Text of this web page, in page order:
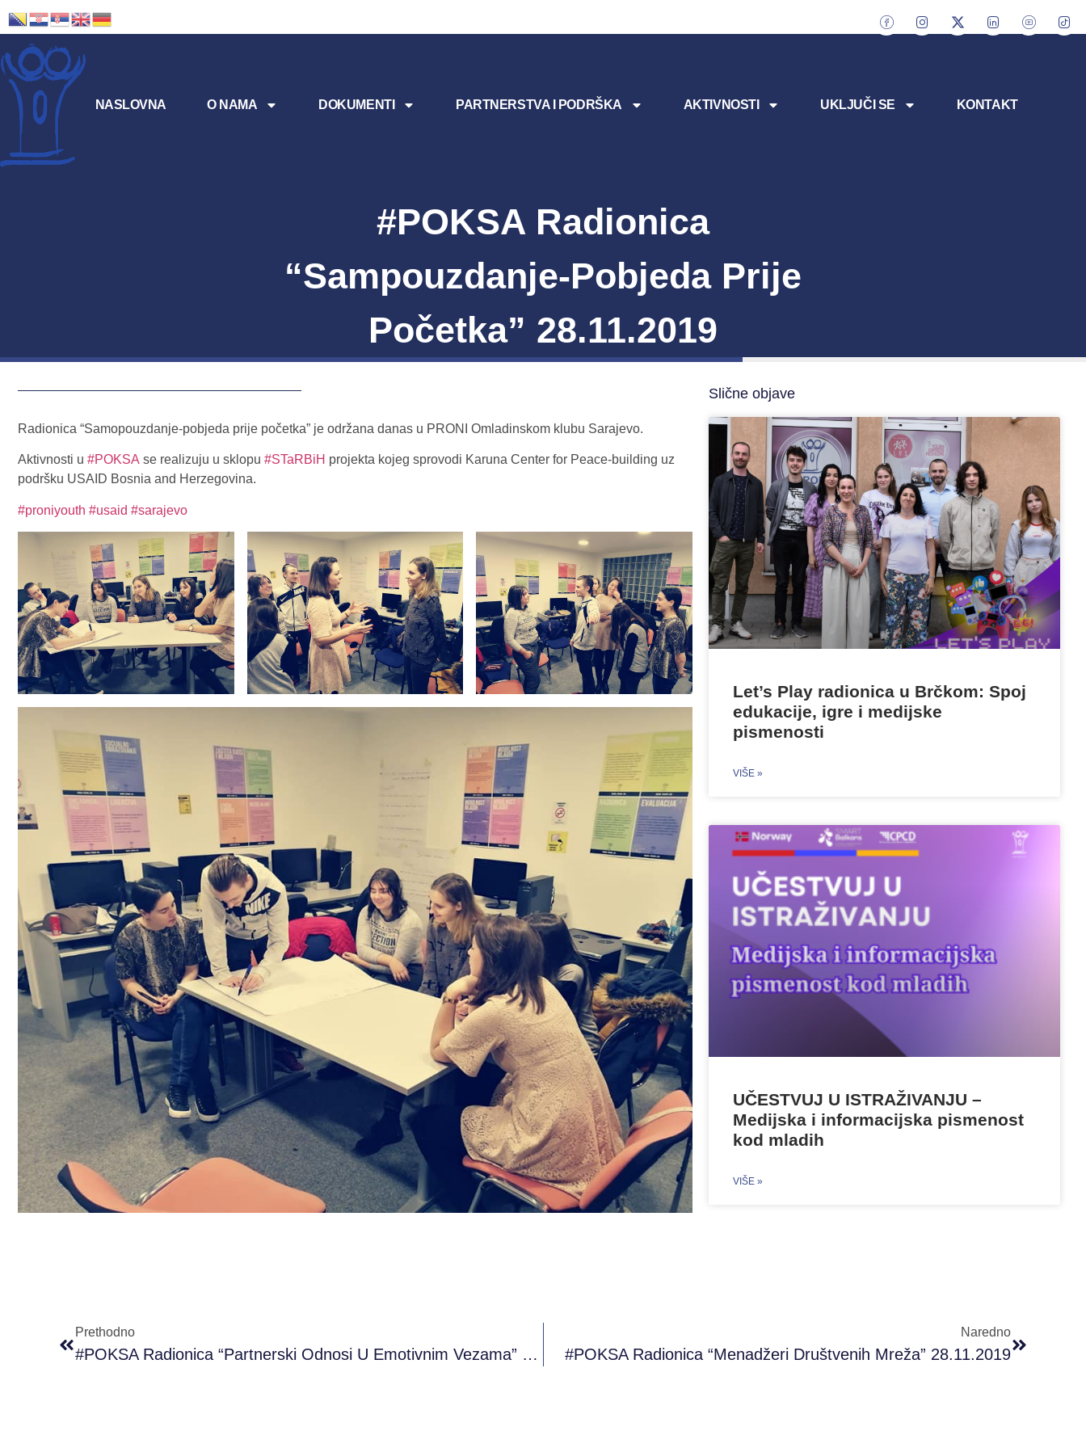
NASLOVNA O NAMA DOKUMENTI PARTNERSTVA I PODRŠKA AKTIVNOSTI UKLJUČI SE KONTAKT
#POKSA Radionica
“Sampouzdanje-Pobjeda Prije
Početka” 28.11.2019
Radionica “Samopouzdanje-pobjeda prije početka” je održana danas u PRONI Omladinskom klubu Sarajevo.
Aktivnosti u #POKSA se realizuju u sklopu #STaRBiH projekta kojeg sprovodi Karuna Center for Peace-building uz
podršku USAID Bosnia and Herzegovina.
#proniyouth #usaid #sarajevo
Slične objave
Let’s Play radionica u Brčkom: Spoj
edukacije, igre i medijske
pismenosti
VIŠE »
UČESTVUJ U ISTRAŽIVANJU –
Medijska i informacijska pismenost
kod mladih
VIŠE »
Prethodno
#POKSA Radionica “Partnerski Odnosi U Emotivnim Vezama” 28.11.2019
Naredno
#POKSA Radionica “Menadžeri Društvenih Mreža” 28.11.2019